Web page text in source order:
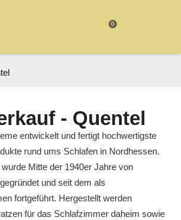
0
- Quentel
entwickelt und fertigt hochwertigste
rund ums Schlafen in Nordhessen.
Mitte der 1940er Jahre von
und seit dem als
fortgeführt. Hergestellt werden
für das Schlafzimmer daheim sowie